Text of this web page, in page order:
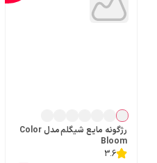
رژگونه مایع شیگلم مدل Color
Bloom
3.6